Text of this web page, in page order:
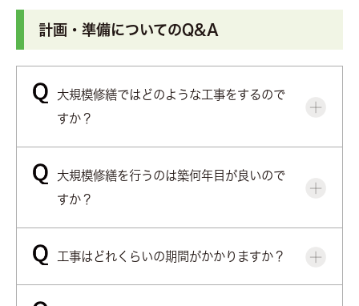
計画・準備についてのQ&A
大規模修繕ではどのような工事をするので
すか？
大規模修繕を行うのは築何年目が良いので
すか？
工事はどれくらいの期間がかかりますか？